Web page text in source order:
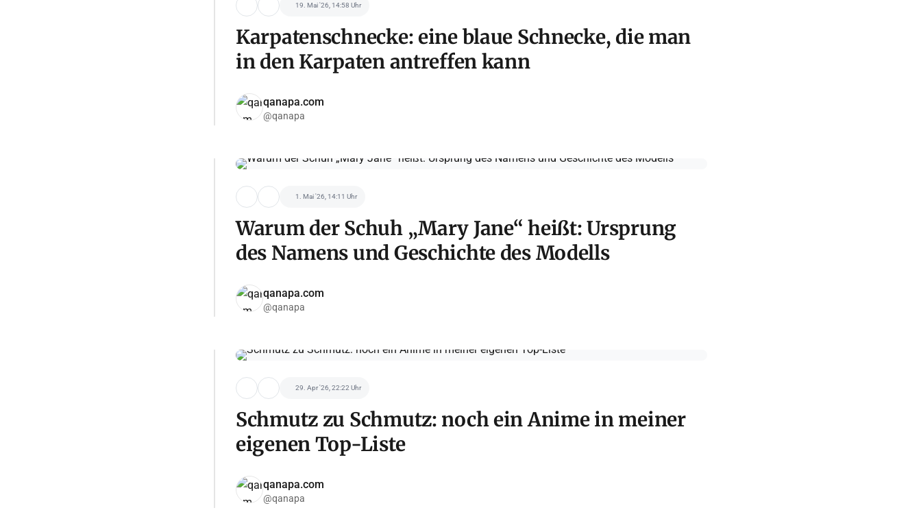
19. Mai '26, 14:58 Uhr
Karpatenschnecke: eine blaue Schnecke, die man
in den Karpaten antreffen kann
qanapa.com
@qanapa
1. Mai '26, 14:11 Uhr
Warum der Schuh „Mary Jane“ heißt: Ursprung
des Namens und Geschichte des Modells
qanapa.com
@qanapa
29. Apr '26, 22:22 Uhr
Schmutz zu Schmutz: noch ein Anime in meiner
eigenen Top-Liste
qanapa.com
@qanapa